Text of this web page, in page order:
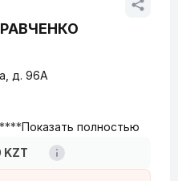
KZT
д. 96А
Показать полностью